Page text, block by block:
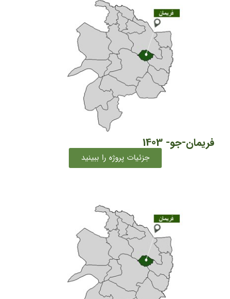
فریمان-جو- 1403
جزئیات پروژه را ببینید